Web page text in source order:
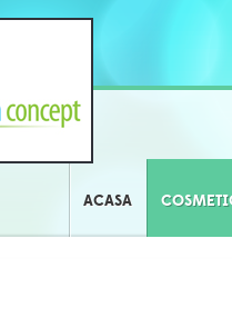
ACASA